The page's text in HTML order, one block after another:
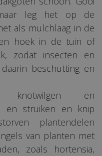
leg het op de
als mulchlaag in de
hoek in de tuin of
zodat insecten en
beschutting en
knotwilgen en
en struiken en knip
plantendelen
van planten met
zoals hortensia,